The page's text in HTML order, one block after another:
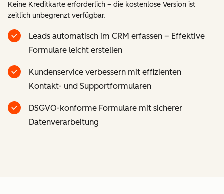
Keine Kreditkarte erforderlich – die kostenlose Version ist
zeitlich unbegrenzt verfügbar.
Leads automatisch im CRM erfassen – Effektive
Formulare leicht erstellen
Kundenservice verbessern mit effizienten
Kontakt- und Supportformularen
DSGVO-konforme Formulare mit sicherer
Datenverarbeitung